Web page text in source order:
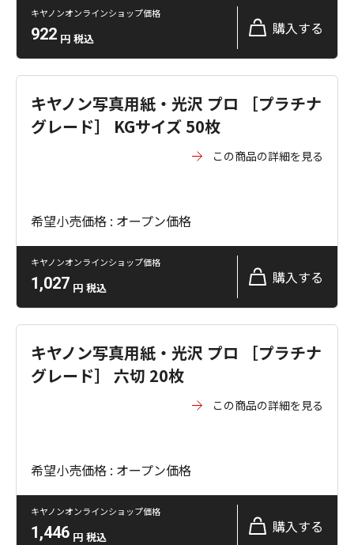
キヤノンオンラインショップ価格
922 円 税込
購入する
キヤノン写真用紙・光沢 プロ ［プラチナ
グレード］ KGサイズ 50枚
この商品の詳細を見る
希望小売価格 : オープン価格
キヤノンオンラインショップ価格
1,027 円 税込
購入する
キヤノン写真用紙・光沢 プロ ［プラチナ
グレード］ 六切 20枚
この商品の詳細を見る
希望小売価格 : オープン価格
キヤノンオンラインショップ価格
1,446 円 税込
購入する